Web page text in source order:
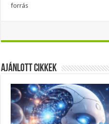
forrás
Ajánlott Cikkek